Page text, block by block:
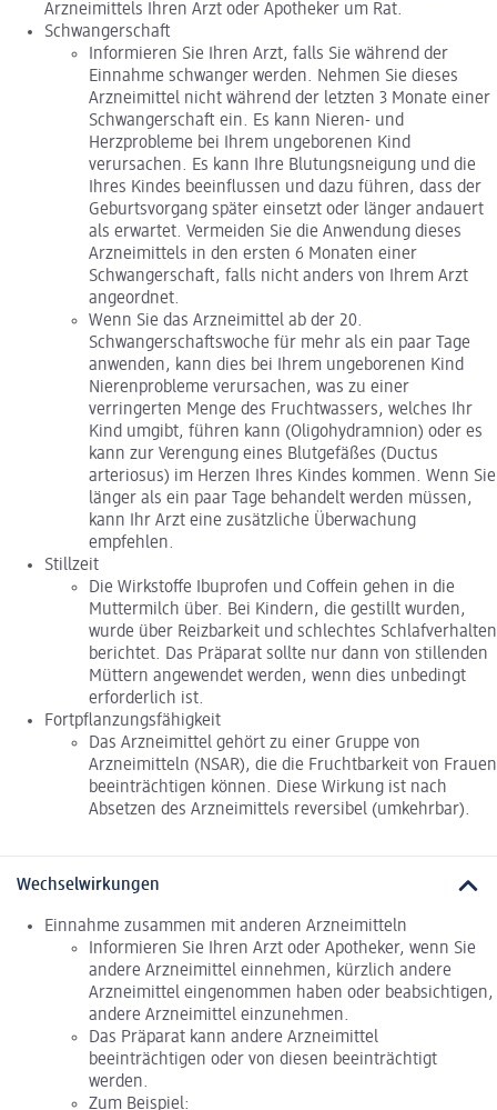
Arzneimittels Ihren Arzt oder Apotheker um Rat.
Schwangerschaft
Informieren Sie Ihren Arzt, falls Sie während der
Einnahme schwanger werden. Nehmen Sie dieses
Arzneimittel nicht während der letzten 3 Monate einer
Schwangerschaft ein. Es kann Nieren- und
Herzprobleme bei Ihrem ungeborenen Kind
verursachen. Es kann Ihre Blutungsneigung und die
Ihres Kindes beeinflussen und dazu führen, dass der
Geburtsvorgang später einsetzt oder länger andauert
als erwartet. Vermeiden Sie die Anwendung dieses
Arzneimittels in den ersten 6 Monaten einer
Schwangerschaft, falls nicht anders von Ihrem Arzt
angeordnet.
Wenn Sie das Arzneimittel ab der 20.
Schwangerschaftswoche für mehr als ein paar Tage
anwenden, kann dies bei Ihrem ungeborenen Kind
Nierenprobleme verursachen, was zu einer
verringerten Menge des Fruchtwassers, welches Ihr
Kind umgibt, führen kann (Oligohydramnion) oder es
kann zur Verengung eines Blutgefäßes (Ductus
arteriosus) im Herzen Ihres Kindes kommen. Wenn Sie
länger als ein paar Tage behandelt werden müssen,
kann Ihr Arzt eine zusätzliche Überwachung
empfehlen.
Stillzeit
Die Wirkstoffe Ibuprofen und Coffein gehen in die
Muttermilch über. Bei Kindern, die gestillt wurden,
wurde über Reizbarkeit und schlechtes Schlafverhalten
berichtet. Das Präparat sollte nur dann von stillenden
Müttern angewendet werden, wenn dies unbedingt
erforderlich ist.
Fortpflanzungsfähigkeit
Das Arzneimittel gehört zu einer Gruppe von
Arzneimitteln (NSAR), die die Fruchtbarkeit von Frauen
beeinträchtigen können. Diese Wirkung ist nach
Absetzen des Arzneimittels reversibel (umkehrbar).
Wechselwirkungen
Einnahme zusammen mit anderen Arzneimitteln
Informieren Sie Ihren Arzt oder Apotheker, wenn Sie
andere Arzneimittel einnehmen, kürzlich andere
Arzneimittel eingenommen haben oder beabsichtigen,
andere Arzneimittel einzunehmen.
Das Präparat kann andere Arzneimittel
beeinträchtigen oder von diesen beeinträchtigt
werden.
Zum Beispiel: